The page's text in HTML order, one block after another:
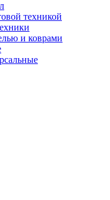
техникой
и коврами